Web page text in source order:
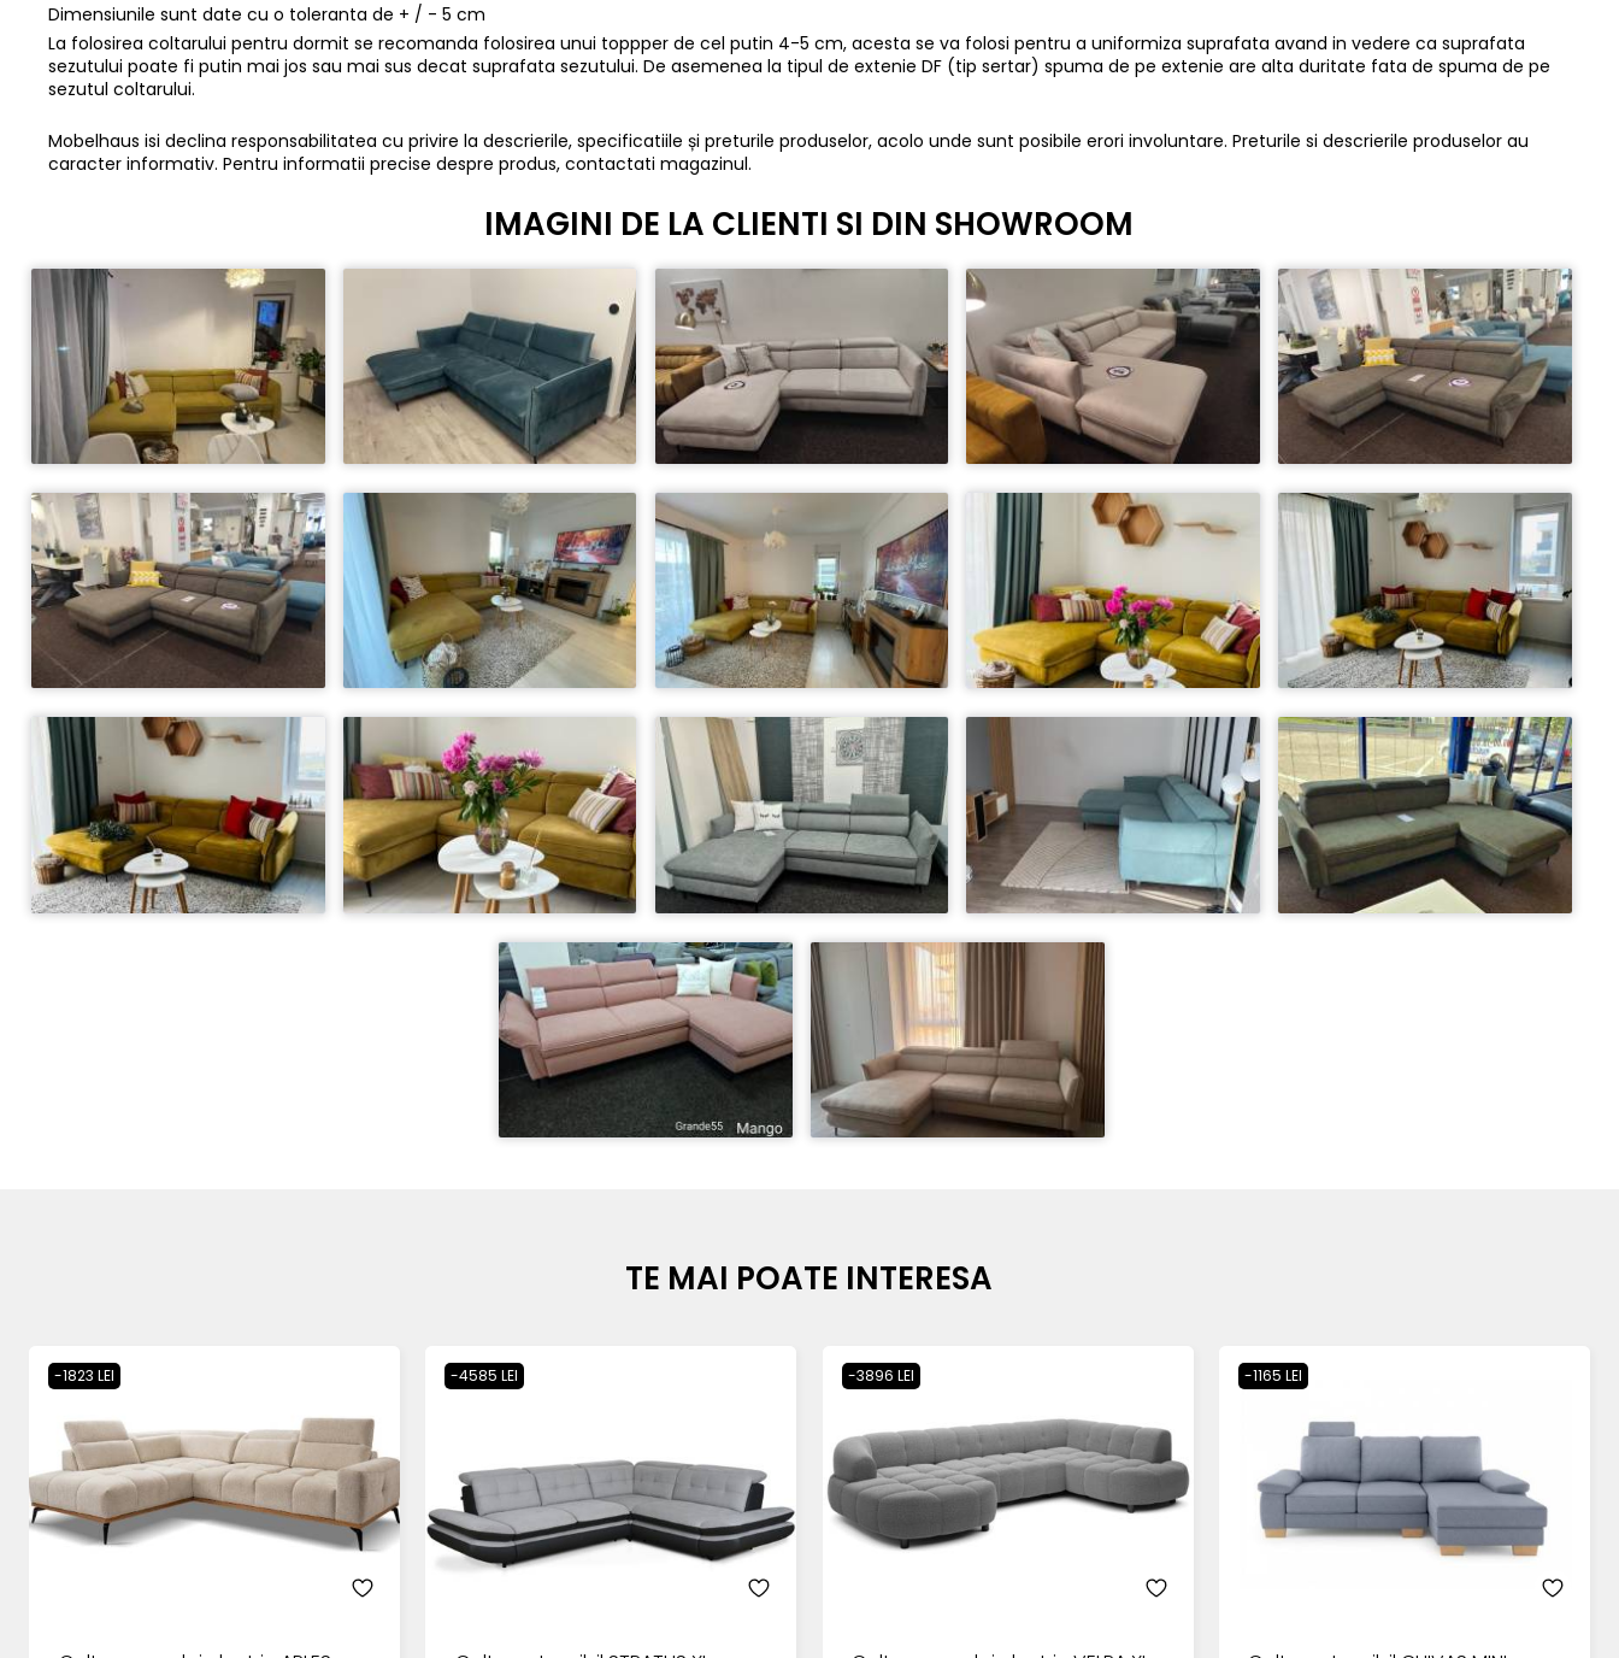
Dimensiunile sunt date cu o toleranta de + / - 5 cm
La folosirea coltarului pentru dormit se recomanda folosirea unui toppper de cel putin 4-5 cm, acesta se va folosi pentru a uniformiza suprafata avand in vedere ca suprafata
sezutului poate fi putin mai jos sau mai sus decat suprafata sezutului. De asemenea la tipul de extenie DF (tip sertar) spuma de pe extenie are alta duritate fata de spuma de pe
sezutul coltarului.
Mobelhaus isi declina responsabilitatea cu privire la descrierile, specificatiile și preturile produselor, acolo unde sunt posibile erori involuntare. Preturile si descrierile produselor au
caracter informativ. Pentru informatii precise despre produs, contactati magazinul.
IMAGINI DE LA CLIENTI SI DIN SHOWROOM
TE MAI POATE INTERESA
-1823 LEI -4585 LEI -3896 LEI -1165 LEI